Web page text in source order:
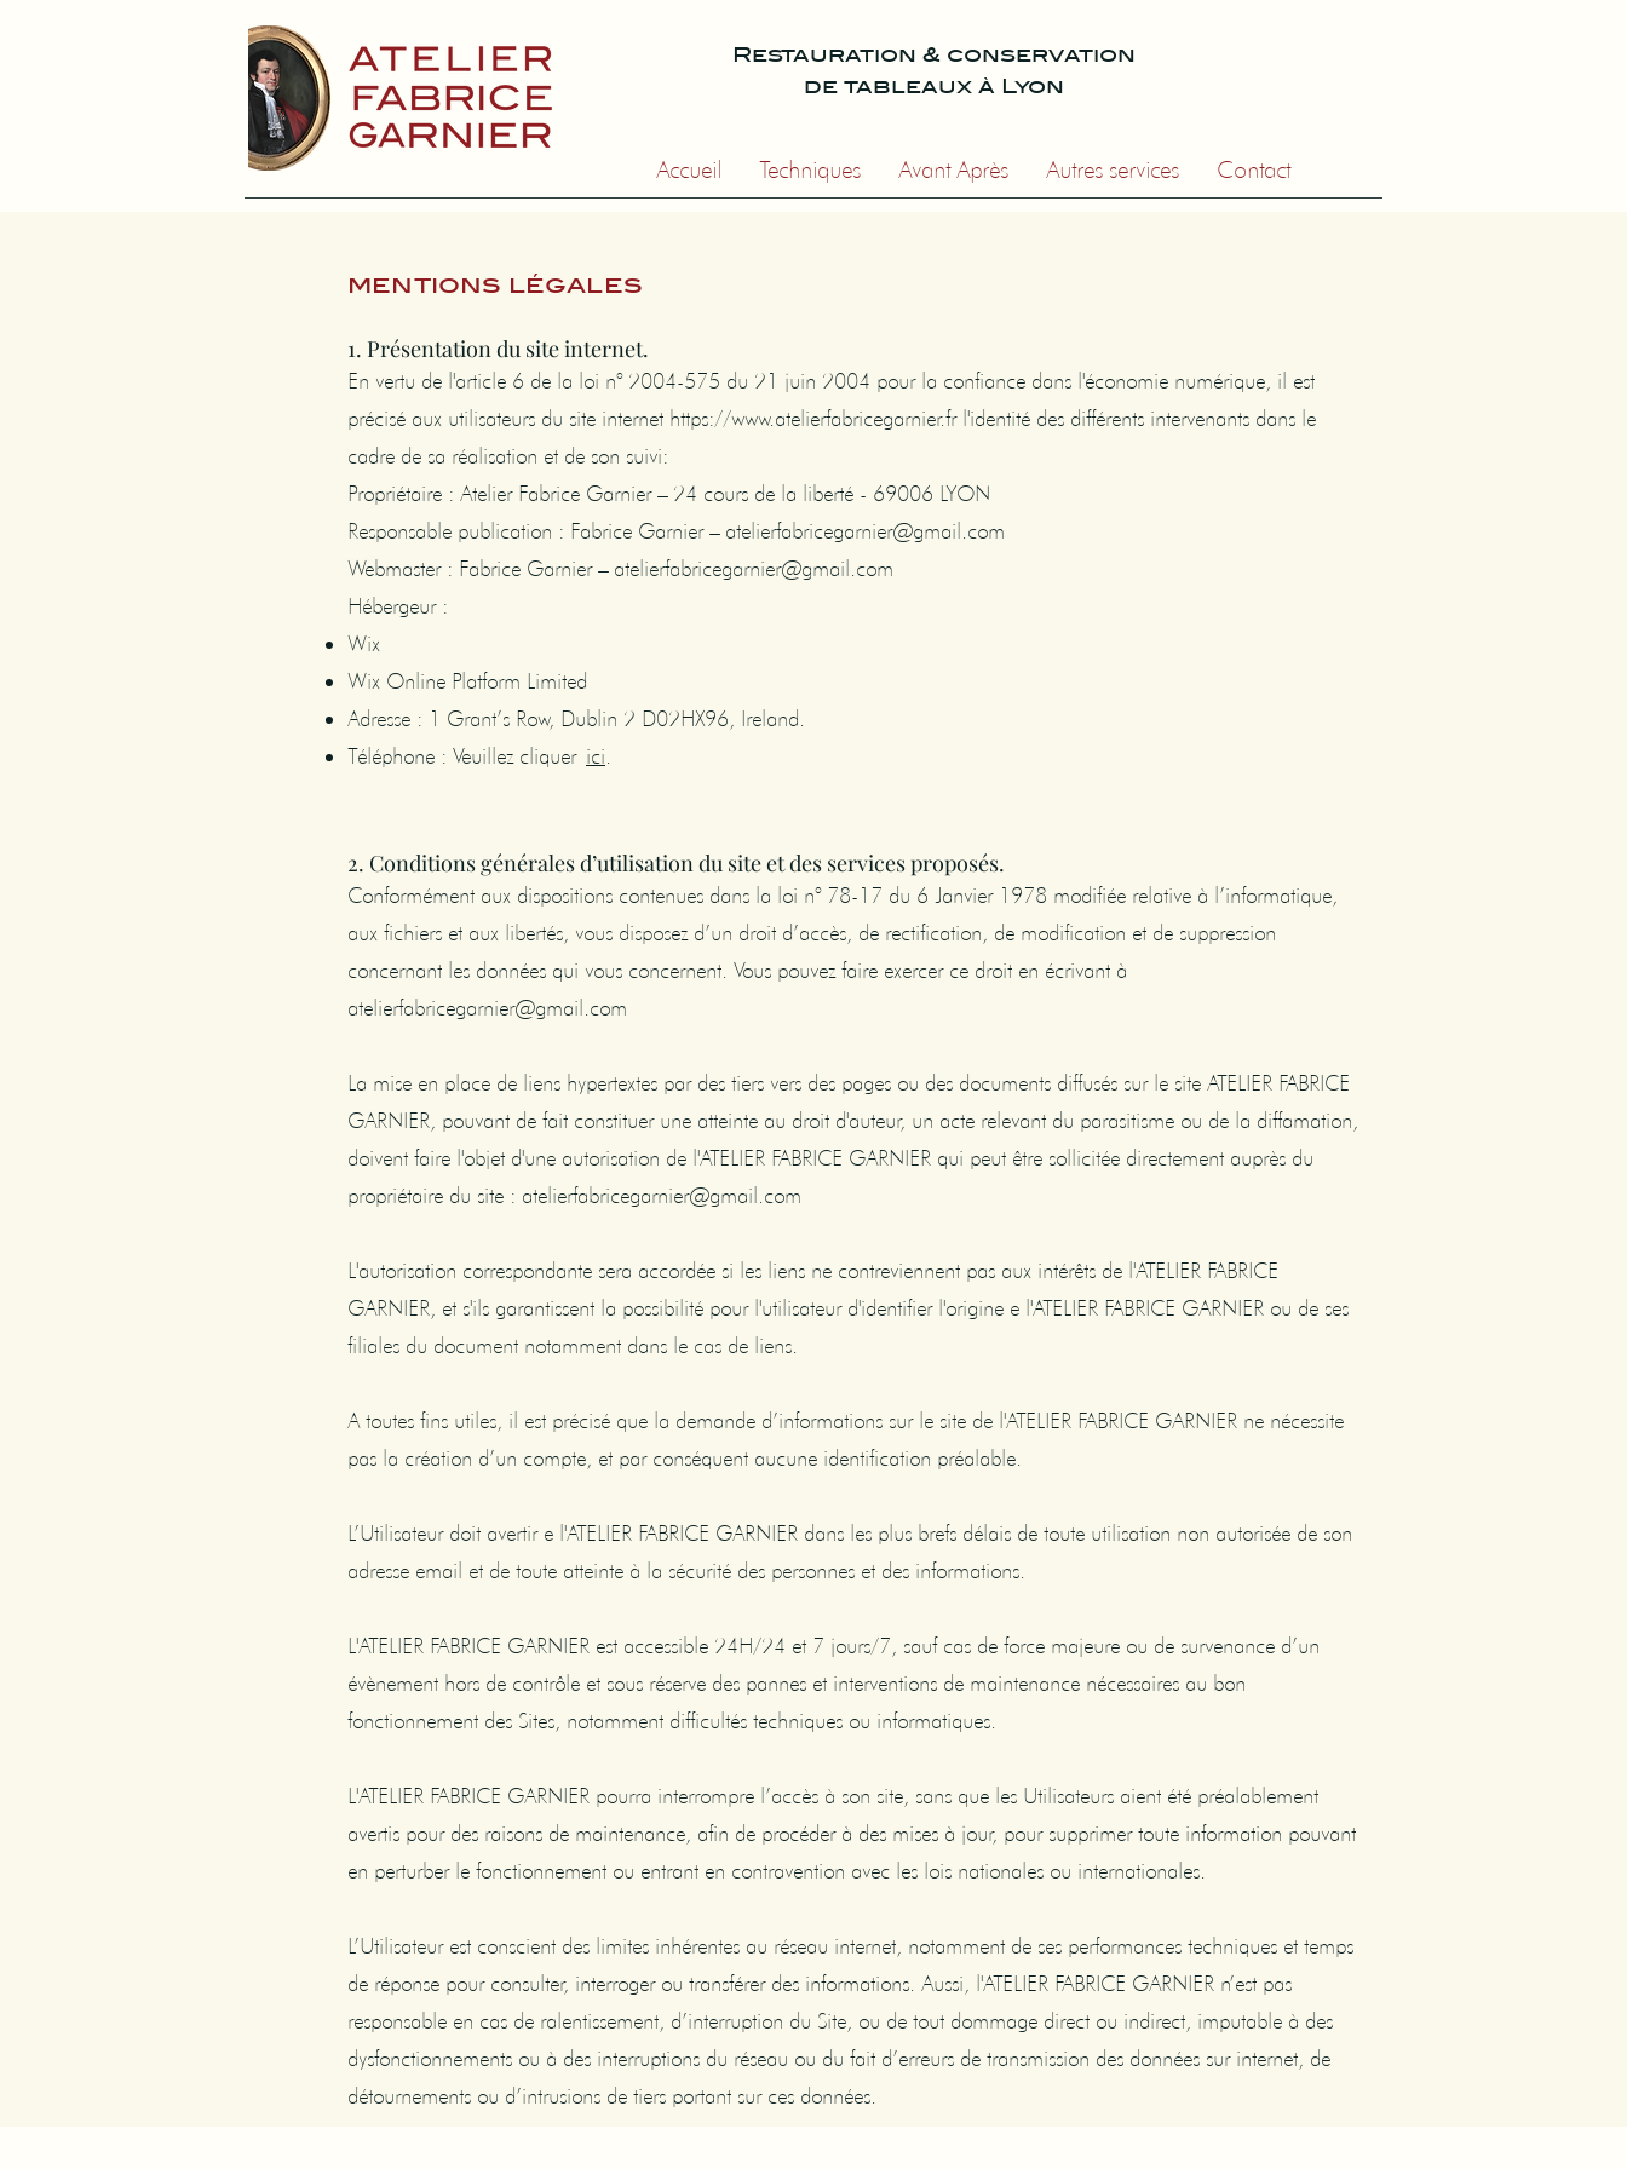
Restauration & conservation
de tableaux à Lyon
Accueil Techniques Avant Après Autres services Contact
mentions légales
1. Présentation du site internet.
En vertu de l'article 6 de la loi n° 2004-575 du 21 juin 2004 pour la confiance dans l'économie numérique, il est
précisé aux utilisateurs du site internet https://www.atelierfabricegarnier.frl'identité des différents intervenants dans le
cadre de sa réalisation et de son suivi:
Propriétaire : Atelier Fabrice Garnier – 24 cours de la liberté - 69006 LYON
Responsable publication : Fabrice Garnier – atelierfabricegarnier@gmail.com
Webmaster : Fabrice Garnier – atelierfabricegarnier@gmail.com
Hébergeur :
Wix
Wix Online Platform Limited
Adresse : 1 Grant’s Row, Dublin 2 D02HX96, Ireland.
Téléphone : Veuillez cliquer ici
2. Conditions générales d’utilisation du site et des services proposés.
Conformément aux dispositions contenues dans la loi n° 78-17 du 6 Janvier 1978 modifiée relative à l’informatique,
aux fichiers et aux libertés, vous disposez d’un droit d’accès, de rectification, de modification et de suppression
concernant les données qui vous concernent. Vous pouvez faire exercer ce droit en écrivant à
atelierfabricegarnier@gmail.com
La mise en place de liens hypertextes par des tiers vers des pages ou des documents diffusés sur le site ATELIER FABRICE
GARNIER, pouvant de fait constituer une atteinte au droit d'auteur, un acte relevant du parasitisme ou de la diffamation,
doivent faire l'objet d'une autorisation de l'ATELIER FABRICE GARNIER qui peut être sollicitée directement auprès du
propriétaire du site : atelierfabricegarnier@gmail.com
L'autorisation correspondante sera accordée si les liens ne contreviennent pas aux intérêts de l'ATELIER FABRICE
GARNIER, et s'ils garantissent la possibilité pour l'utilisateur d'identifier l'origine e l'ATELIER FABRICE GARNIER ou de ses
filiales du document notamment dans le cas de liens.
A toutes fins utiles, il est précisé que la demande d’informations sur le site de l'ATELIER FABRICE GARNIER ne nécessite
pas la création d’un compte, et par conséquent aucune identification préalable.
L’Utilisateur doit avertir e l'ATELIER FABRICE GARNIER dans les plus brefs délais de toute utilisation non autorisée de son
adresse email et de toute atteinte à la sécurité des personnes et des informations.
L'ATELIER FABRICE GARNIER est accessible 24H/24 et 7 jours/7, sauf cas de force majeure ou de survenance d’un
évènement hors de contrôle et sous réserve des pannes et interventions de maintenance nécessaires au bon
fonctionnement des Sites, notamment difficultés techniques ou informatiques.
L'ATELIER FABRICE GARNIER pourra interrompre l’accès à son site, sans que les Utilisateurs aient été préalablement
avertis pour des raisons de maintenance, afin de procéder à des mises à jour, pour supprimer toute information pouvant
en perturber le fonctionnement ou entrant en contravention avec les lois nationales ou internationales.
L’Utilisateur est conscient des limites inhérentes au réseau internet, notamment de ses performances techniques et temps
de réponse pour consulter, interroger ou transférer des informations. Aussi, l'ATELIER FABRICE GARNIER n’est pas
responsable en cas de ralentissement, d’interruption du Site, ou de tout dommage direct ou indirect, imputable à des
dysfonctionnements ou à des interruptions du réseau ou du fait d’erreurs de transmission des données sur internet, de
détournements ou d’intrusions de tiers portant sur ces données.